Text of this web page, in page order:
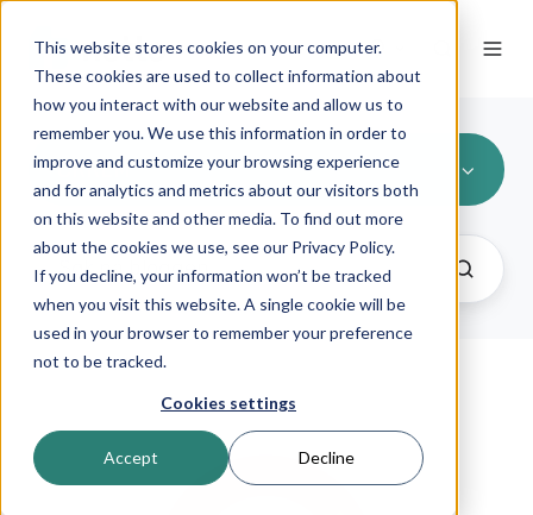
This website stores cookies on your computer.
These cookies are used to collect information about
how you interact with our website and allow us to
remember you. We use this information in order to
improve and customize your browsing experience
and for analytics and metrics about our visitors both
on this website and other media. To find out more
about the cookies we use, see our Privacy Policy.
If you decline, your information won’t be tracked
when you visit this website. A single cookie will be
used in your browser to remember your preference
not to be tracked.
Cookies settings
Accept Decline
NO
CRREM